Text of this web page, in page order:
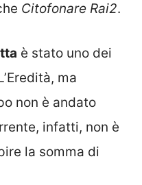
Citofonare Rai2.
è stato uno dei
ma
non è andato
infatti, non è
la somma di